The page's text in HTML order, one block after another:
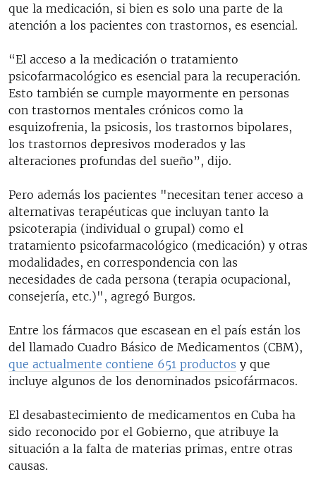
que la medicación, si bien es solo una parte de la
atención a los pacientes con trastornos, es esencial.
“El acceso a la medicación o tratamiento
psicofarmacológico es esencial para la recuperación.
Esto también se cumple mayormente en personas
con trastornos mentales crónicos como la
esquizofrenia, la psicosis, los trastornos bipolares,
los trastornos depresivos moderados y las
alteraciones profundas del sueño”, dijo.
Pero además los pacientes "necesitan tener acceso a
alternativas terapéuticas que incluyan tanto la
psicoterapia (individual o grupal) como el
tratamiento psicofarmacológico (medicación) y otras
modalidades, en correspondencia con las
necesidades de cada persona (terapia ocupacional,
consejería, etc.)", agregó Burgos.
Entre los fármacos que escasean en el país están los
del llamado Cuadro Básico de Medicamentos (CBM),
que actualmente contiene 651 productos y que
incluye algunos de los denominados psicofármacos.
El desabastecimiento de medicamentos en Cuba ha
sido reconocido por el Gobierno, que atribuye la
situación a la falta de materias primas, entre otras
causas.